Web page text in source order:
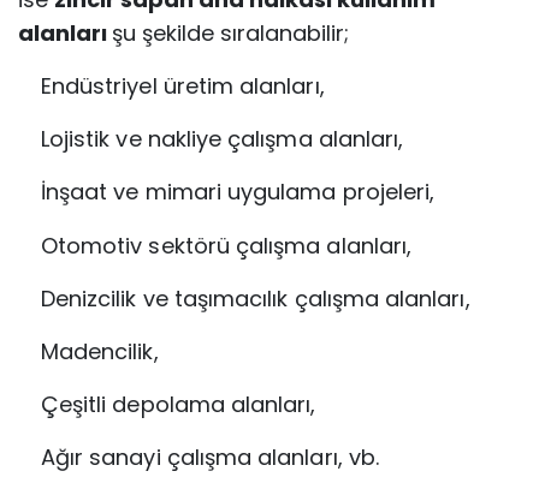
alanları şu şekilde sıralanabilir;
Endüstriyel üretim alanları,
Lojistik ve nakliye çalışma alanları,
İnşaat ve mimari uygulama projeleri,
Otomotiv sektörü çalışma alanları,
Denizcilik ve taşımacılık çalışma alanları,
Madencilik,
Çeşitli depolama alanları,
Ağır sanayi çalışma alanları, vb.